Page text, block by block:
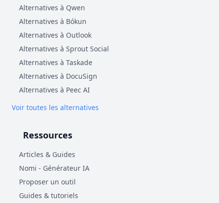
Alternatives à Qwen
Alternatives à Bókun
Alternatives à Outlook
Alternatives à Sprout Social
Alternatives à Taskade
Alternatives à DocuSign
Alternatives à Peec AI
Voir toutes les alternatives
Ressources
Articles & Guides
Nomi - Générateur IA
Proposer un outil
Guides & tutoriels